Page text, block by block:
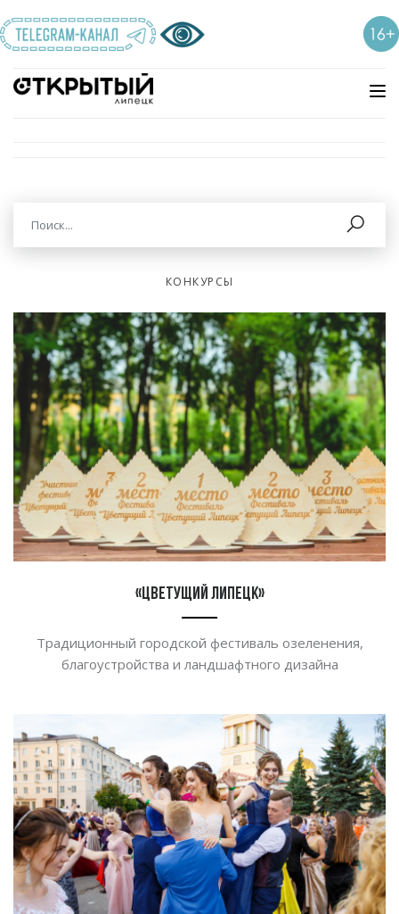
КОНКУРСЫ
«Цветущий Липецк»
Традиционный городской фестиваль озеленения,
благоустройства и ландшафтного дизайна